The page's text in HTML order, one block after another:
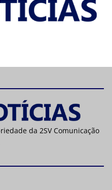
da 2SV Comunicação